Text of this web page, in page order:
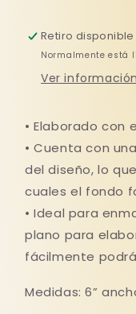
Retiro
Normalmente está
Ver
• Elaborado con
• Cuenta con
del diseño, lo
cuales el fondo
• Ideal para
plano para
fácilmente
Medidas:6”